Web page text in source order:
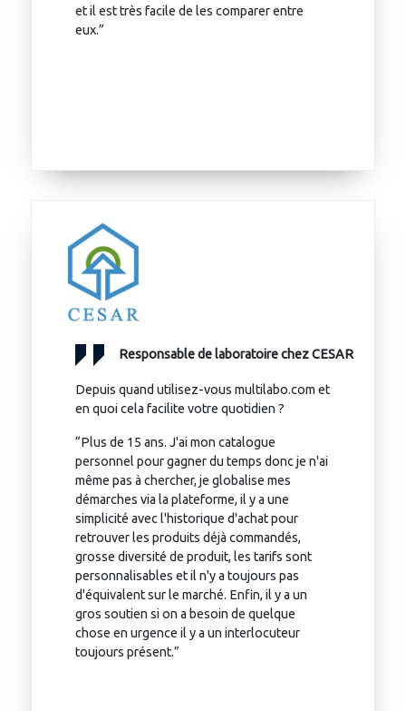
et il est très facile de les comparer entre
eux.”
Responsable de laboratoire chez CESAR
Depuis quand utilisez-vous multilabo.com et
en quoi cela facilite votre quotidien ?
“Plus de 15 ans. J'ai mon catalogue
personnel pour gagner du temps donc je n'ai
même pas à chercher, je globalise mes
démarches via la plateforme, il y a une
simplicité avec l'historique d'achat pour
retrouver les produits déjà commandés,
grosse diversité de produit, les tarifs sont
personnalisables et il n'y a toujours pas
d'équivalent sur le marché. Enfin, il y a un
gros soutien si on a besoin de quelque
chose en urgence il y a un interlocuteur
toujours présent.”